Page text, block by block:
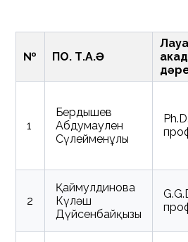
№ ПОҚ. Т.А.Ә
1
Бердышев
Абдумаулен
Сүлейменұлы
2
Қаймулдинова
Күләш
Дүйсенбайқызы